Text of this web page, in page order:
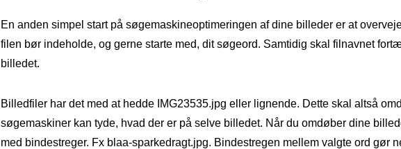
En anden simpel start på søgemaskineoptimeringen af dine billeder er at
filen bør indeholde, og gerne starte med, dit søgeord. Samtidig skal filnavnet
billedet.
Billedfiler har det med at hedde IMG23535.jpg eller lignende. Dette skal altså
søgemaskiner kan tyde, hvad der er på selve billedet. Når du omdøber dine
med bindestreger. Fx blaa-sparkedragt.jpg. Bindestregen mellem valgte ord gør